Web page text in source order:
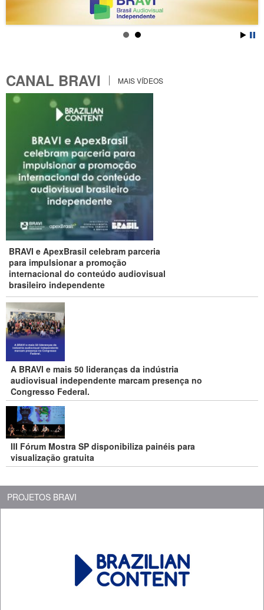
CANAL BRAVI MAIS VÍDEOS
BRAVI e ApexBrasil celebram parceria
para impulsionar a promoção
internacional do conteúdo audiovisual
brasileiro independente
A BRAVI e mais 50 lideranças da indústria
audiovisual independente marcam presença no
Congresso Federal.
III Fórum Mostra SP disponibiliza painéis para
visualização gratuita
PROJETOS BRAVI